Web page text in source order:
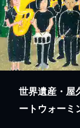
世界遺産・屋
ートウォーミ